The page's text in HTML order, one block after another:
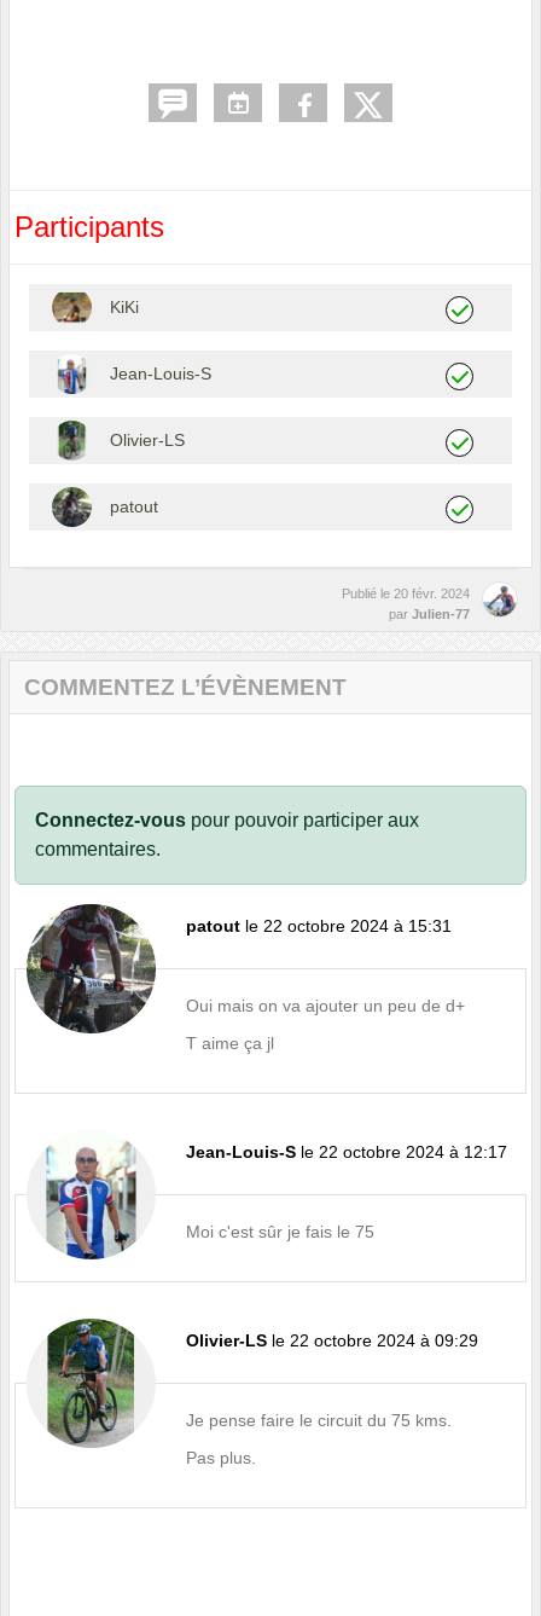
Participants
KiKi
Jean-Louis-S
Olivier-LS
patout
Publié le 20 févr. 2024
par Julien-77
COMMENTEZ L’ÉVÈNEMENT
Connectez-vous pour pouvoir participer aux
commentaires.
patout le 22 octobre 2024 à 15:31
Oui mais on va ajouter un peu de d+
T aime ça jl
Jean-Louis-S le 22 octobre 2024 à 12:17
Moi c'est sûr je fais le 75
Olivier-LS le 22 octobre 2024 à 09:29
Je pense faire le circuit du 75 kms.
Pas plus.